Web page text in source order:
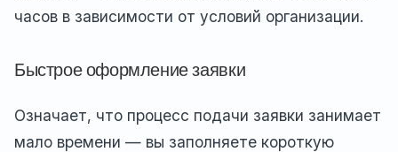
часов в зависимости от условий организации.
Быстрое оформление заявки
Означает, что процесс подачи заявки занимает
мало времени — вы заполняете короткую